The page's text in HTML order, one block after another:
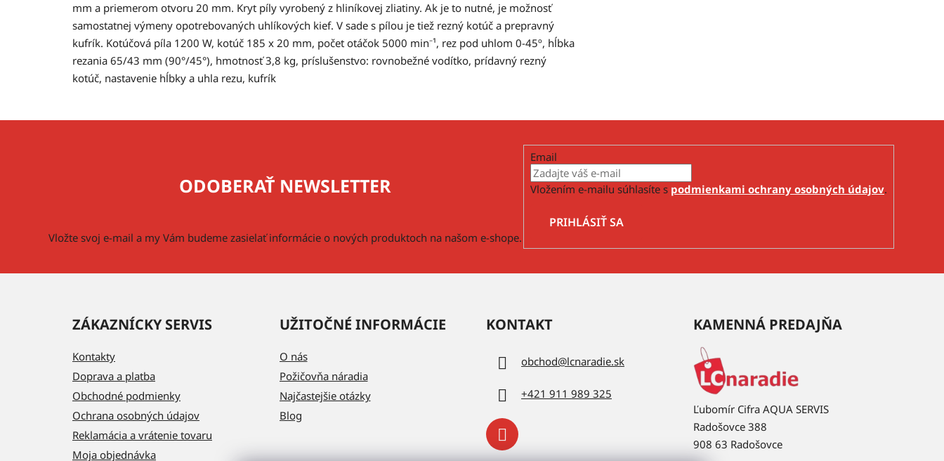
mm a priemerom otvoru 20 mm. Kryt píly vyrobený z hliníkovej zliatiny. Ak je to nutné, je možnosť
samostatnej výmeny opotrebovaných uhlíkových kief. V sade s pílou je tiež rezný kotúč a prepravný
kufrík. Kotúčová píla 1200 W, kotúč 185 x 20 mm, počet otáčok 5000 min⁻¹, rez pod uhlom 0-45º, hĺbka
rezania 65/43 mm (90°/45°), hmotnosť 3,8 kg, príslušenstvo: rovnobežné vodítko, prídavný rezný
kotúč, nastavenie hĺbky a uhla rezu, kufrík
ODOBERAŤ NEWSLETTER
Vložte svoj e-mail a my Vám budeme zasielať informácie o nových produktoch na našom e-shope.
Email
Vložením e-mailu súhlasíte s podmienkami ochrany osobných údajov.
PRIHLÁSIŤ SA
ZÁKAZNÍCKY SERVIS
Kontakty
Doprava a platba
Obchodné podmienky
Ochrana osobných údajov
Reklamácia a vrátenie tovaru
Moja objednávka
UŽITOČNÉ INFORMÁCIE
O nás
Požičovňa náradia
Najčastejšie otázky
Blog
KONTAKT
obchod@lcnaradie.sk
+421 911 989 325
KAMENNÁ PREDAJŇA
Ľubomír Cifra AQUA SERVIS
Radošovce 388
908 63 Radošovce